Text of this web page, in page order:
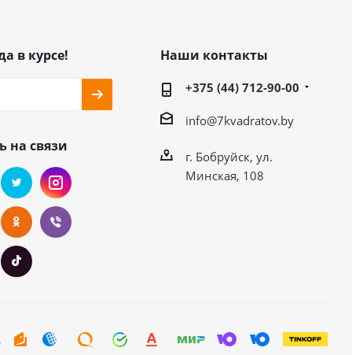
в курсе!
на связи
Наши контакты
+375 (44) 712-90-00
info@7kvadratov.by
г. Бобруйск, ул.
Минская, 108